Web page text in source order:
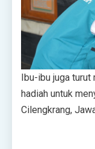
Ibu-ibu juga
hadiah untuk
Cilengkrang,